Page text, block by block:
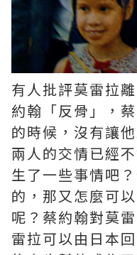
有人批評莫雷拉
約翰「反骨」，
的時候，沒有讓
兩人的交情已經
生了一些事情吧
的，那又怎麼可
呢？蔡約翰對莫
雷拉可以由日本